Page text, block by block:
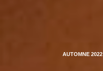
AUTOMNE 2022